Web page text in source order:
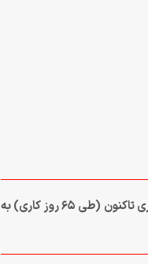
صندوق سرمایه‌گذاری قابل معامله افق ملت با کسب بازدهی 232 درصدی از ابتدای سال جاری تاکنون (طی 65 روز کاری) به